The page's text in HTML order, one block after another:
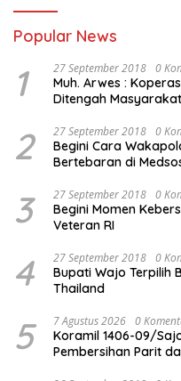
Popular News
1 27 September 2018 0
Muh. Arwes :
Ditengah Masyarakat
2 27 September 2018 0
Begini Cara
Bertebaran di
3 27 September 2018 0
Begini Momen
Veteran RI
4 27 September 2018 0
Bupati Wajo Terpilih
Thailand
5 7 Agustus 2026 0
Koramil 1406-09/
Pembersihan Parit